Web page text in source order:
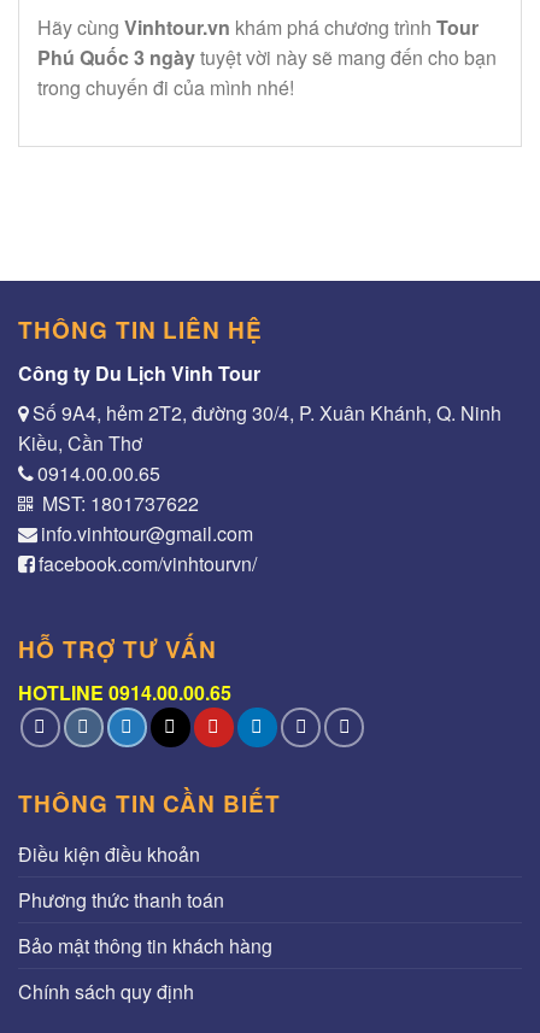
Hãy cùng Vinhtour.vn khám phá chương trình Tour
Phú Quốc 3 ngàytuyệt vời này sẽ mang đến cho bạn
trong chuyến đi của mình nhé!
THÔNG TIN LIÊN HỆ
Công ty Du Lịch Vinh Tour
Số 9A4, hẻm 2T2, đường 30/4, P. Xuân Khánh, Q. Ninh
Kiều, Cần Thơ
0914.00.00.65
MST: 1801737622
info.vinhtour@gmail.com
facebook.com/vinhtourvn/
HỖ TRỢ TƯ VẤN
HOTLINE 0914.00.00.65
THÔNG TIN CẦN BIẾT
Điều kiện điều khoản
Phương thức thanh toán
Bảo mật thông tin khách hàng
Chính sách quy định